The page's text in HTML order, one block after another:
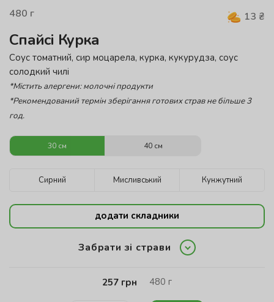
480 г 13 ₴
Спайсі Курка
Соус томатний, сир моцарела, курка, кукурудза, соус
солодкий чилі
*Містить алергени: молочні продукти
*Рекомендований термін зберігання готових страв не більше 3
год.
30 см 40 см
Сирний Мисливський Кунжутний
додати складники
Забрати зі страви
257 грн 480 г